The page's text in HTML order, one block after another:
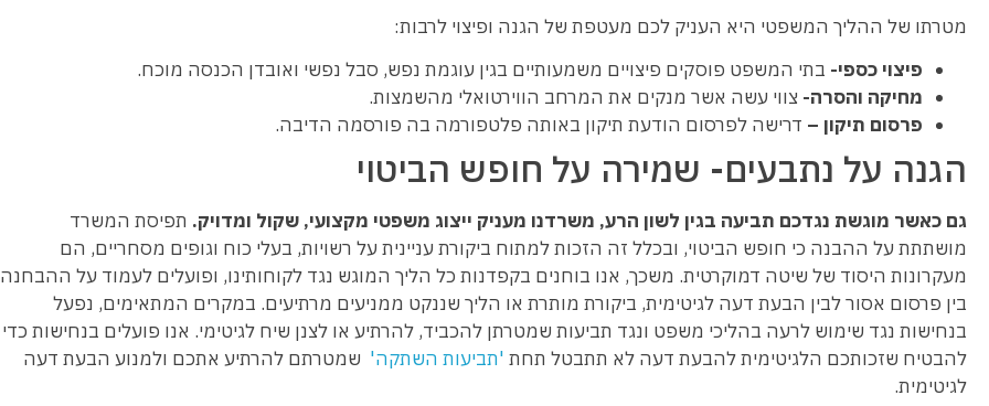
מטרתו של ההליך המשפטי היא העניק לכם מעטפת של הגנה ופיצוי לרבות:
פיצוי כספי- בתי המשפט פוסקים פיצויים משמעותיים בגין עוגמת נפש, סבל נפשי ואובדן הכנסה מוכח.
מחיקה והסרה- צווי עשה אשר מנקים את המרחב הווירטואלי מהשמצות.
פרסום תיקון – דרישה לפרסום הודעת תיקון באותה פלטפורמה בה פורסמה הדיבה.
הגנה על נתבעים- שמירה על חופש הביטוי
גם כאשר מוגשת נגדכם תביעה בגין לשון הרע, משרדנו מעניק ייצוג משפטי מקצועי, שקול ומדויק. תפיסת המשרד
מושתתת על ההבנה כי חופש הביטוי, ובכלל זה הזכות למתוח ביקורת עניינית על רשויות, בעלי כוח וגופים מסחריים, הם
מעקרונות היסוד של שיטה דמוקרטית. משכך, אנו בוחנים בקפדנות כל הליך המוגש נגד לקוחותינו, ופועלים לעמוד על ההבחנה
בין פרסום אסור לבין הבעת דעה לגיטימית, ביקורת מותרת או הליך שננקט ממניעים מרתיעים. במקרים המתאימים, נפעל
בנחישות נגד שימוש לרעה בהליכי משפט ונגד תביעות שמטרתן להכביד, להרתיע או לצנן שיח לגיטימי. אנו פועלים בנחישות כדי
להבטיח שזכותכם הלגיטימית להבעת דעה לא תתבטל תחת 'תביעות השתקה' שמטרתם להרתיע אתכם ולמנוע הבעת דעה
לגיטימית.